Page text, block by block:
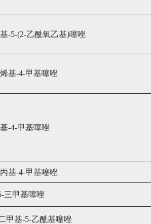
-5-(2-乙酰氧乙基)噻唑
基-4-甲基噻唑
-4-甲基噻唑
基-4-甲基噻唑
三甲基噻唑
甲基-5-乙酰基噻唑